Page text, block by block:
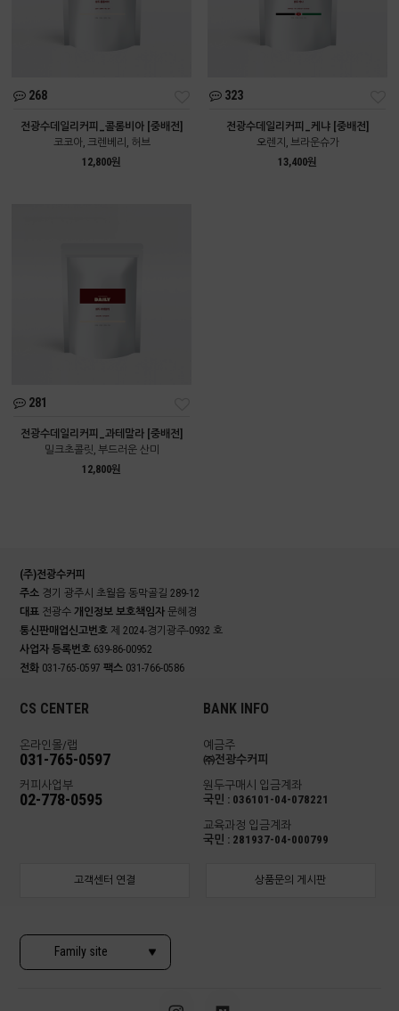
268
전광수데일리커피_콜롬비아 [중배전]
코코아, 크렌베리, 허브
12,800원
323
전광수데일리커피_케냐 [중배전]
오렌지, 브라운슈가
13,400원
281
전광수데일리커피_과테말라 [중배전]
밀크초콜릿, 부드러운 산미
12,800원
(주)전광수커피
주소 경기 광주시 초월읍 동막골길 289-12
대표 전광수개인정보 보호책임자 문혜경
통신판매업신고번호 제 2024-경기광주-0932 호
사업자 등록번호 639-86-00952
전화 031-765-0597팩스 031-766-0586
CS CENTER
온라인몰/랩
031-765-0597
커피사업부
02-778-0595
BANK INFO
예금주
㈜전광수커피
원두구매시 입금계좌
국민 : 036101-04-078221
교육과정 입금계좌
국민 : 281937-04-000799
고객센터 연결 상품문의 게시판
Family site